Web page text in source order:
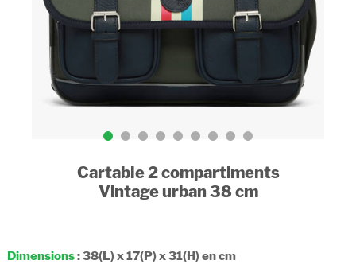
Cartable 2 compartiments
Vintage urban 38 cm
Dimensions: 38(L) x 17(P) x 31(H) en cm